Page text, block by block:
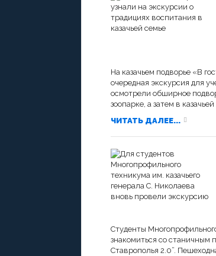
На казачьем подворье «В
очередная экскурсия для
осмотрели обширное
зоопарке, а затем в
ЧИТАТЬ ДАЛЕЕ...
Студенты
знакомиться со станичным
Ставрополья 2.0”.